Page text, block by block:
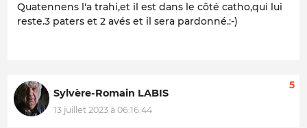
Quatennens l'a trahi,et il est dans le côté catho,qui lui
reste.3 paters et 2 avés et il sera pardonné.:-)
Sylvère-Romain LABIS
13 juillet 2023 à 06:16:44
5